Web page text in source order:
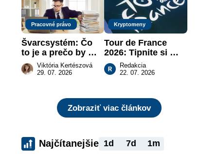
Pracovné právo
Švarcsystém: Čo
to je a prečo by
vás to malo
zaujímať
Viktória Kertészová
29. 07. 2026
Kryptomeny
Tour de France
2026: Tipnite si
pódium etapy a
získajte podiel z 2
Redakcia
22. 07. 2026
Zobraziť viac článkov
Najčítanejšie 1d 7d 1m